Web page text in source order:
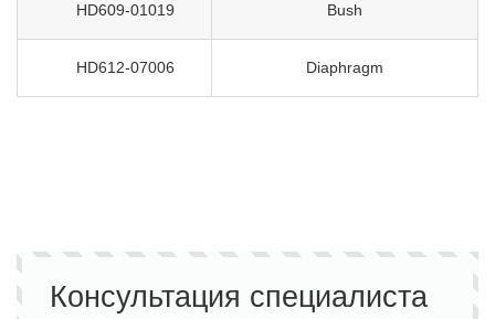
HD609-01019 Bush
HD612-07006 Diaphragm
Консультация специалиста